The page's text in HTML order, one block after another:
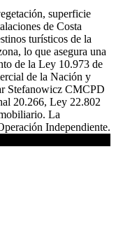
superficie
de Costa
turísticos de la
lo que asegura una
de la Ley 10.973 de
de la Nación y
Stefanowicz CMCPD
20.266, Ley 22.802
La
Independiente.